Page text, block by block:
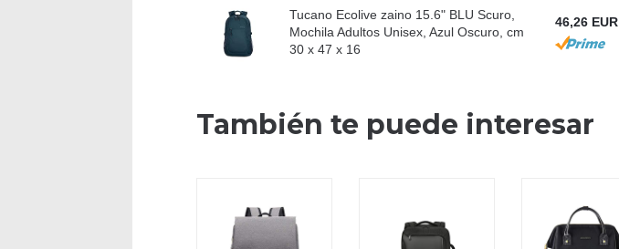
Tucano Ecolive zaino 15.6" BLU Scuro,
Mochila Adultos Unisex, Azul Oscuro, cm
30 x 47 x 16
46,26 EUR
También te puede interesar